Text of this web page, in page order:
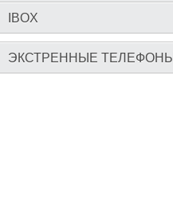
IBOX
ЭКСТРЕННЫЕ ТЕЛЕФОНЫ